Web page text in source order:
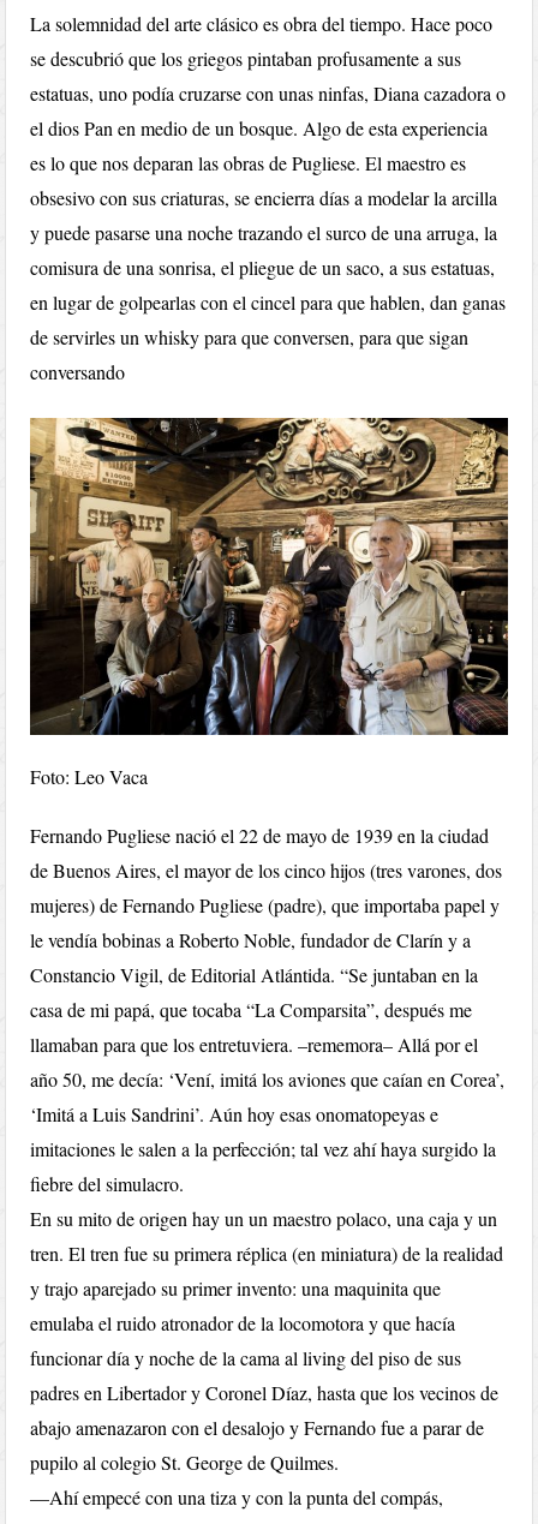
La solemnidad del arte clásico es obra del tiempo. Hace poco
se descubrió que los griegos pintaban profusamente a sus
estatuas, uno podía cruzarse con unas ninfas, Diana cazadora o
el dios Pan en medio de un bosque. Algo de esta experiencia
es lo que nos deparan las obras de Pugliese. El maestro es
obsesivo con sus criaturas, se encierra días a modelar la arcilla
y puede pasarse una noche trazando el surco de una arruga, la
comisura de una sonrisa, el pliegue de un saco, a sus estatuas,
en lugar de golpearlas con el cincel para que hablen, dan ganas
de servirles un whisky para que conversen, para que sigan
conversando
Foto: Leo Vaca
Fernando Pugliese nació el 22 de mayo de 1939 en la ciudad
de Buenos Aires, el mayor de los cinco hijos (tres varones, dos
mujeres) de Fernando Pugliese (padre), que importaba papel y
le vendía bobinas a Roberto Noble, fundador de Clarín y a
Constancio Vigil, de Editorial Atlántida. “Se juntaban en la
casa de mi papá, que tocaba “La Comparsita”, después me
llamaban para que los entretuviera. –rememora– Allá por el
año 50, me decía: ‘Vení, imitá los aviones que caían en Corea’,
‘Imitá a Luis Sandrini’. Aún hoy esas onomatopeyas e
imitaciones le salen a la perfección; tal vez ahí haya surgido la
fiebre del simulacro.
En su mito de origen hay un un maestro polaco, una caja y un
tren. El tren fue su primera réplica (en miniatura) de la realidad
y trajo aparejado su primer invento: una maquinita que
emulaba el ruido atronador de la locomotora y que hacía
funcionar día y noche de la cama al living del piso de sus
padres en Libertador y Coronel Díaz, hasta que los vecinos de
abajo amenazaron con el desalojo y Fernando fue a parar de
pupilo al colegio St. George de Quilmes.
—Ahí empecé con una tiza y con la punta del compás,